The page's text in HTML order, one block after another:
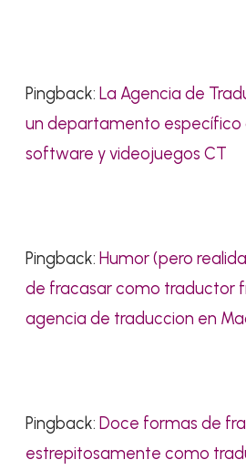
Pingback:La Agencia de
un departamento específico
software y videojuegos CT
Pingback: Humor (pero
de fracasar como traductor
agencia de traduccion en
Pingback: Doce formas de
estrepitosamente como